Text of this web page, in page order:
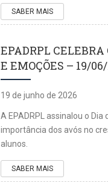
SABER MAIS
EPADRPL CELEBRA
E EMOÇÕES – 19/
19 de junho de 2026
A EPADRPL assinalou o
importância dos avós no
alunos.
SABER MAIS